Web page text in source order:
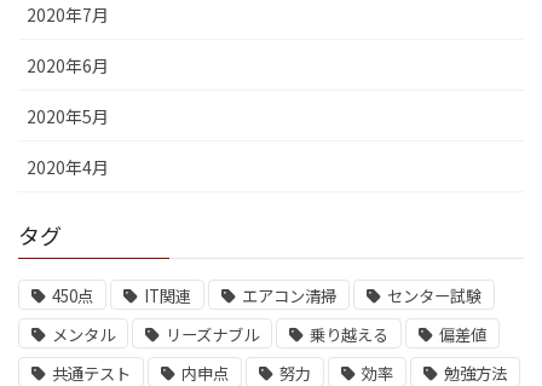
2020年7月
2020年6月
2020年5月
2020年4月
タグ
450点 IT関連 エアコン清掃
センター試験
メンタル
リーズナブル 乗り越える
偏差値
共通テスト
内申点 努力 効率
勉強方法